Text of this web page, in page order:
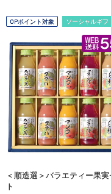
OPポイント対象 ソーシャルギフ
＜順造選＞バラエティー果実
ト